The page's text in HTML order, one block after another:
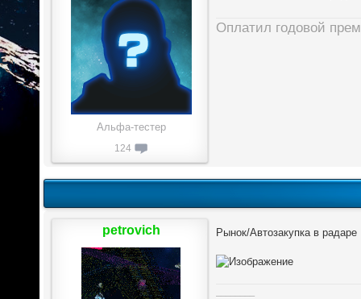
Оплатил годовой
Альфа-тестер
124
Рынок/Автозакупка в радаре
petrovich